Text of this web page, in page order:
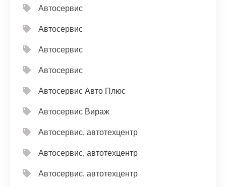
Автосервис
Автосервис
Автосервис
Автосервис
Автосервис Авто Плюс
Автосервис Вираж
Автосервис, автотехцентр
Автосервис, автотехцентр
Автосервис, автотехцентр